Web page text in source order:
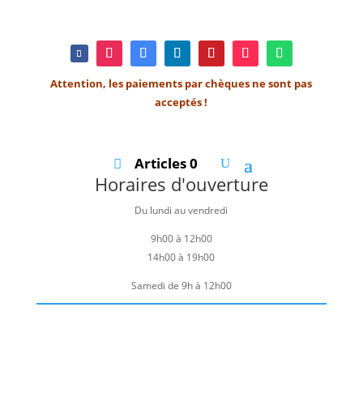
Attention, les paiements par chèques ne sont pas
acceptés !
Articles 0
Horaires d'ouverture
Du lundi au vendredi
9h00 à 12h00
14h00 à 19h00
Samedi de 9h à 12h00